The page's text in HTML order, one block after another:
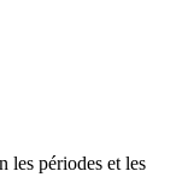
les périodes et les